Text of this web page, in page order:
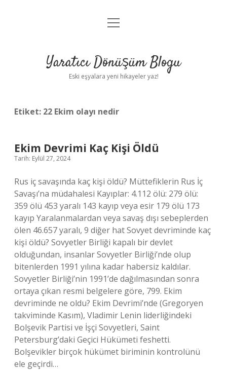
Anasayfa
Yasal Uyarı
menüyü
Yaratıcı Dönüşüm Blogu
Eski eşyalara yeni hikayeler yaz!
Etiket: 22 Ekim olayı nedir
Ekim Devrimi Kaç Kişi Öldü
Tarih: Eylül 27, 2024
Rus iç savaşında kaç kişi öldü? Müttefiklerin Rus İç
Savaşı’na müdahalesi Kayıplar: 4.112 ölü: 279 ölü:
359 ölü 453 yaralı 143 kayıp veya esir 179 ölü 173
kayıp Yaralanmalardan veya savaş dışı sebeplerden
ölen 46.657 yaralı, 9 diğer hat Sovyet devriminde kaç
kişi öldü? Sovyetler Birliği kapalı bir devlet
olduğundan, insanlar Sovyetler Birliği’nde olup
bitenlerden 1991 yılına kadar habersiz kaldılar.
Sovyetler Birliği’nin 1991’de dağılmasından sonra
ortaya çıkan resmi belgelere göre, 799. Ekim
devriminde ne oldu? Ekim Devrimi’nde (Gregoryen
takviminde Kasım), Vladimir Lenin liderliğindeki
Bolşevik Partisi ve İşçi Sovyetleri, Saint
Petersburg’daki Geçici Hükümeti feshetti.
Bolşevikler birçok hükümet biriminin kontrolünü
ele geçirdi…